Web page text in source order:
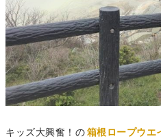
キッズ大興奮！の 箱根ロープウエ